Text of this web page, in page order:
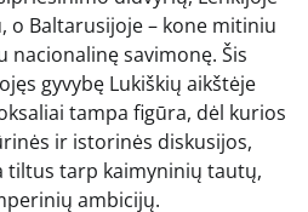
o Baltarusijoje – kone mitiniu
savimonę. Šis
gyvybę Lukiškių aikštėje
tampa figūra, dėl kurios
ir istorinės diskusijos,
tiltus tarp kaimyninių tautų,
ambicijų.